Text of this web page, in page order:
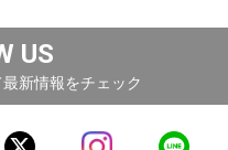
US
新情報をチェック